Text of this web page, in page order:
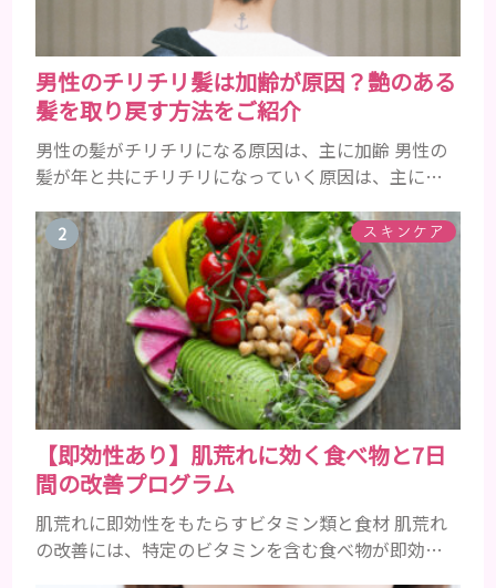
男性のチリチリ髪は加齢が原因？艶のある
髪を取り戻す方法をご紹介
男性の髪がチリチリになる原因は、主に加齢 男性の
髪が年と共にチリチリになっていく原因は、主に加
にツヤがあった男性も、いつのまにか髪がチリチリ
でペタンとするようになったと感じる人もいるでし
ょう。特に大人の男性としての魅力が出てくる40代
以降の男性に悩んでいる人が多い傾向があります。
髪が生え変わるサイクルは、年齢と共に乱れていき
ます。髪が太くならないま...
スキンケア
【即効性あり】肌荒れに効く食べ物と7日
間の改善プログラム
肌荒れに即効性をもたらすビタミン類と食材 肌荒れ
の改善には、特定のビタミンを含む食べ物が即効性